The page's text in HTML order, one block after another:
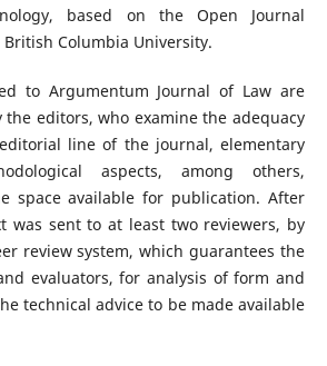
based on the Open Journal
British Columbia University.
to Argumentum Journal of Law are
editors, who examine the adequacy
line of the journal, elementary
aspects, among others,
space available for publication. After
was sent to at least two reviewers, by
review system, which guarantees the
evaluators, for analysis of form and
technical advice to be made available